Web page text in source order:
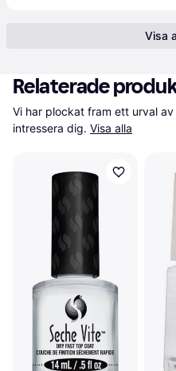
Relaterade
Vi har plockat fram ett urval
intressera dig. Visa alla